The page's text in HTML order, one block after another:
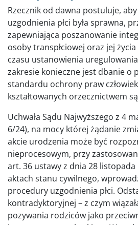
Rzecznik od dawna postuluje,
uzgodnienia płci była sprawna,
zapewniająca poszanowanie
osoby transpłciowej oraz jej
czasu ustanowienia
zakresie konieczne jest dbanie o
standardu ochrony praw
kształtowanych orzecznictwem
Uchwała Sądu Najwyższego z 4
6/24), na mocy której żądanie
akcie urodzenia może być
nieprocesowym, przy
art. 36 ustawy z dnia 28 listopada
aktach stanu cywilnego,
procedury uzgodnienia płci.
kontradyktoryjnej – z czym
pozywania rodziców jako